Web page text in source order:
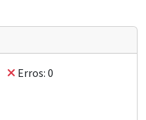
Erros: 0